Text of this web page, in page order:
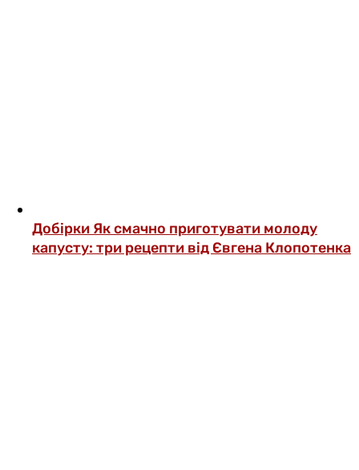
Добірки Як смачно приготувати молоду
капусту: три рецепти від Євгена Клопотенка